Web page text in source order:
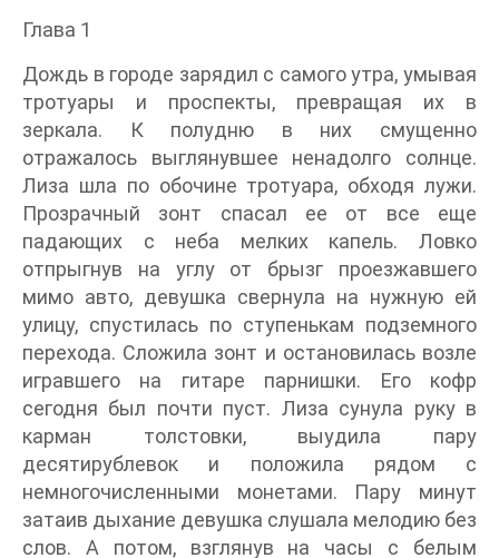
Глава 1
Дождь в городе зарядил с самого утра, умывая
тротуары и проспекты, превращая их в
зеркала. К полудню в них смущенно
отражалось выглянувшее ненадолго солнце.
Лиза шла по обочине тротуара, обходя лужи.
Прозрачный зонт спасал ее от все еще
падающих с неба мелких капель. Ловко
отпрыгнув на углу от брызг проезжавшего
мимо авто, девушка свернула на нужную ей
улицу, спустилась по ступенькам подземного
перехода. Сложила зонт и остановилась возле
игравшего на гитаре парнишки. Его кофр
сегодня был почти пуст. Лиза сунула руку в
карман толстовки, выудила пару
десятирублевок и положила рядом с
немногочисленными монетами. Пару минут
затаив дыхание девушка слушала мелодию без
слов. А потом, взглянув на часы с белым